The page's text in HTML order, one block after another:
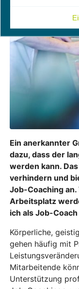
Ein anerkannter
dazu, dass der
werden kann.
verhindern und
Job-Coaching an.
Arbeitsplatz
ich als Job-
Körperliche,
gehen häufig mit
Mitarbeitende
Unterstützung